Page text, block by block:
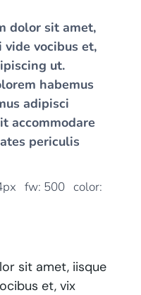
dolor sit amet,
vide vocibus et,
ut.
habemus
adipisci
accommodare
periculis
fw: 500 color:
sit amet, iisque
et, vix